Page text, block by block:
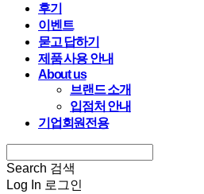
후기
이벤트
묻고 답하기
제품 사용 안내
About us
브랜드 소개
입점처 안내
기업회원전용
Search 검색
Log In 로그인